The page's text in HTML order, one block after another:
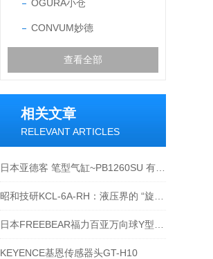
OGURA小仓
CONVUM妙德
查看全部
相关文章
RELEVANT ARTICLES
KEYENCE基恩传感器头GT-H10